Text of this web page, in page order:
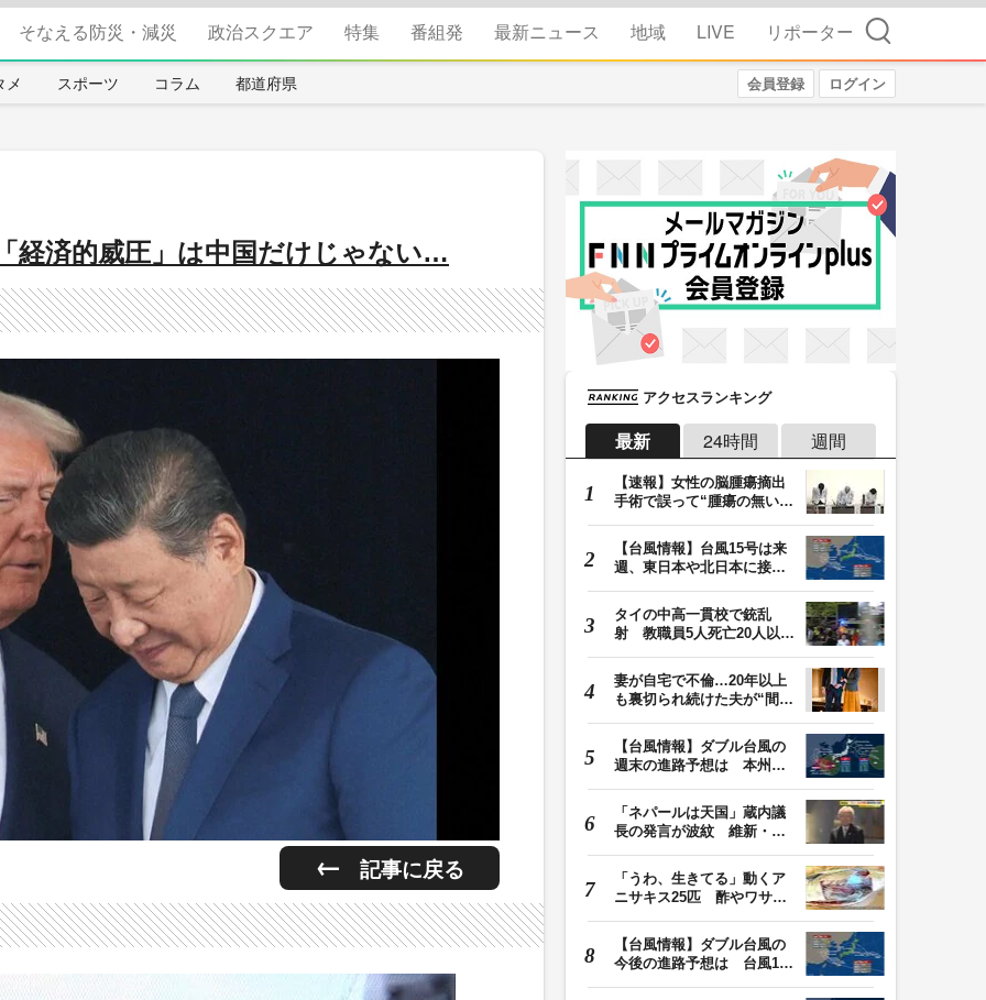
そなえる防災・減災 政治スクエア 特集 番組発 最新ニュース 地域 LIVE リポーター 検索
メ スポーツ コラム 都道府県 会員登録 ログイン
済的威圧」は中国だけじゃない…
記事に戻る
アクセスランキング
最新 24時間 週間
【速報】女性の脳腫瘍摘出
手術で誤って“腫瘍の無い部
【台風情報】台風15号は来
週、東日本や北日本に接近
タイの中高一貫校で銃乱
射 教職員5人死亡20人以上
妻が自宅で不倫…20年以上
も裏切られ続けた夫が“間
【台風情報】ダブル台風の
週末の進路予想は 本州は
「ネパールは天国」蔵内議
長の発言が波紋 維新・吉
「うわ、生きてる」動くア
ニサキス25匹 酢やワサビ
【台風情報】ダブル台風の
今後の進路予想は 台風13